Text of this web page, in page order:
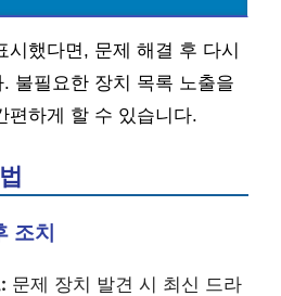
시했다면, 문제 해결 후 다시
불필요한 장치 목록 노출을
편하게 할 수 있습니다.
조치
문제 장치 발견 시 최신 드라